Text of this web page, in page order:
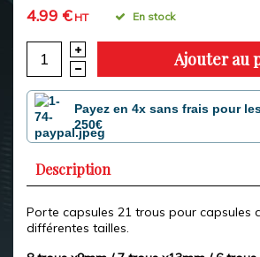
4.99 €HT En stock
Ajouter au
Payez en 4x sans frais pour
250€
Description
Porte capsules 21 trous pour capsules
différentes tailles.